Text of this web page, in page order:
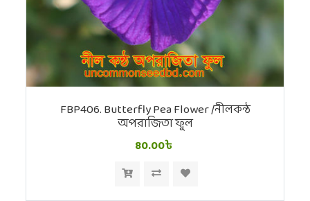
FBP406. Butterfly Pea Flower /নীলকন্ঠ
অপরাজিতা ফুল
80.00৳